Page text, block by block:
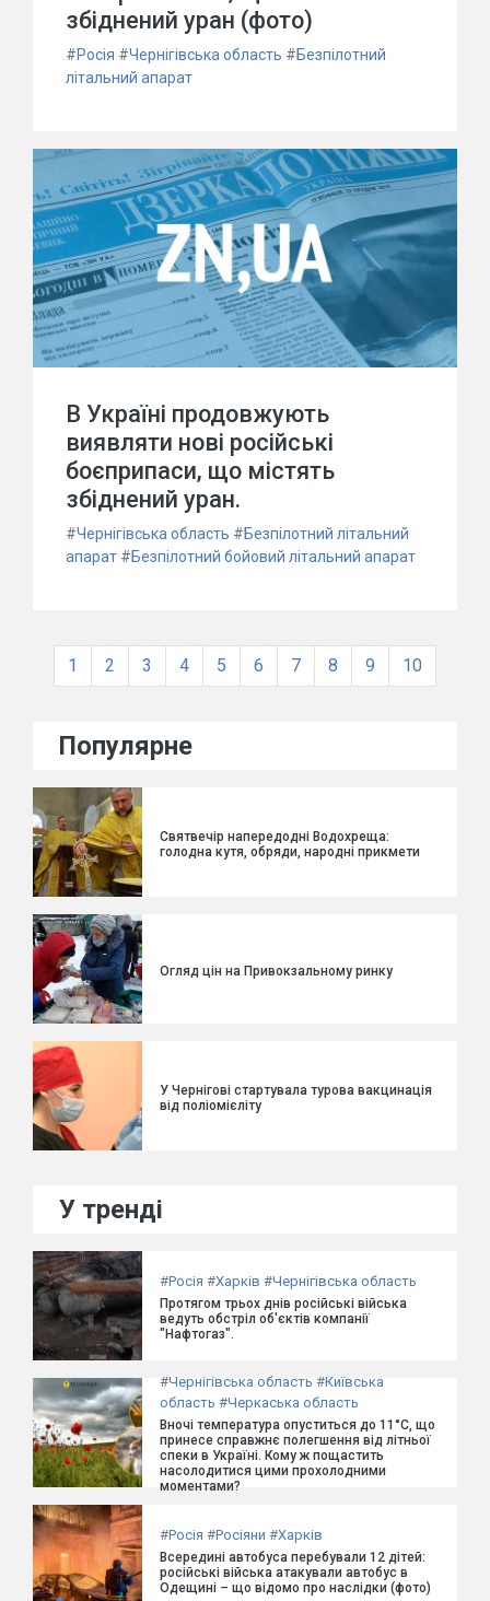
збіднений уран (фото)
#Росія #Чернігівська область #Безпілотний
літальний апарат
В Україні продовжують
виявляти нові російські
боєприпаси, що містять
збіднений уран.
#Чернігівська область #Безпілотний літальний
апарат #Безпілотний бойовий літальний апарат
1 2 3 4 5 6 7 8 9 10
Популярне
Святвечір напередодні Водохреща:
голодна кутя, обряди, народні прикмети
Огляд цін на Привокзальному ринку
У Чернігові стартувала турова вакцинація
від поліомієліту
У тренді
#Росія #Харків #Чернігівська область
Протягом трьох днів російські війська
ведуть обстріл об'єктів компанії
"Нафтогаз".
#Чернігівська область #Київська
область #Черкаська область
Вночі температура опуститься до 11°C, що
принесе справжнє полегшення від літньої
спеки в Україні. Кому ж пощастить
насолодитися цими прохолодними
моментами?
#Росія #Росіяни #Харків
Всередині автобуса перебували 12 дітей:
російські війська атакували автобус в
Одещині – що відомо про наслідки (фото)